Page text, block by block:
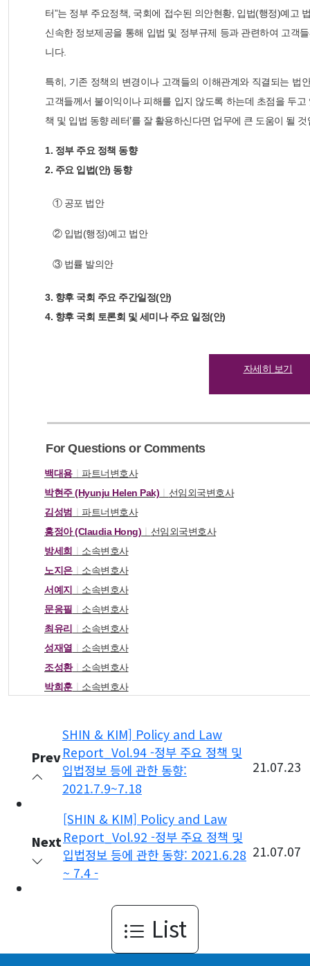
터”는 정부 주요정책, 국회에 접수된 의안현황, 입법(행정)예고
신속한 정보제공을 통해 입법 및 정부규제 등과 관련하여 고객
니다.
특히, 기존 정책의 변경이나 고객들의 이해관계와 직결되는 법
고객들께서 불이익이나 피해를 입지 않도록 하는데 초점을 두
책 및 입법 동향 레터’를 잘 활용하신다면 업무에 큰 도움이 될 것
1. 정부 주요 정책 동향
2. 주요 입법(안) 동향
① 공포 법안
② 입법(행정)예고 법안
③ 법률 발의안
3. 향후 국회 주요 주간일정(안)
4. 향후 국회 토론회 및 세미나 주요 일정(안)
자세히 보기
For Questions or Comments
백대용ㅣ 파트너변호사
박현주 (Hyunju Helen Pak) ㅣ 선임외국변호사
김성범 ㅣ 파트너변호사
홍정아 (Claudia Hong) ㅣ 선임외국변호사
방세희 ㅣ 소속변호사
노지은ㅣ 소속변호사
서예지 ㅣ 소속변호사
문응필 ㅣ 소속변호사
최유리 ㅣ 소속변호사
성재열 ㅣ 소속변호사
조성환ㅣ 소속변호사
박희훈ㅣ 소속변호사
Prev
SHIN & KIM] Policy and Law
Report_Vol.94 -정부 주요 정책 및
입법정보 등에 관한 동향:
2021.7.9~7.18
21.07.23
Next
[SHIN & KIM] Policy and Law
Report_Vol.92 -정부 주요 정책 및
입법정보 등에 관한 동향: 2021.6.28
~ 7.4 -
21.07.07
List